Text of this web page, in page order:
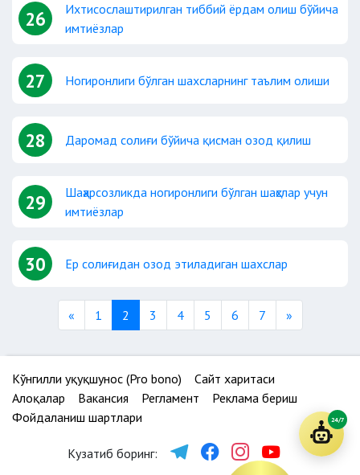
26
Ихтисослаштирилган тиббий ёрдам олиш бўйича
имтиёзлар
27 Ногиронлиги бўлган шахсларнинг таълим олиши
28 Даромад солиғи бўйича қисман озод қилиш
29
Шаҳарсозликда ногиронлиги бўлган шаҳслар учун
имтиёзлар
30 Ер солиғидан озод этиладиган шахслар
«Previous
1 2 3 4 5 6 7 »Next
Кўнгилли ҳуқуқшунос (Pro bono)
Сайт харитаси
Алоқалар
Вакансия Регламент
Реклама бериш
Фойдаланиш шартлари
Кузатиб боринг:
24/7